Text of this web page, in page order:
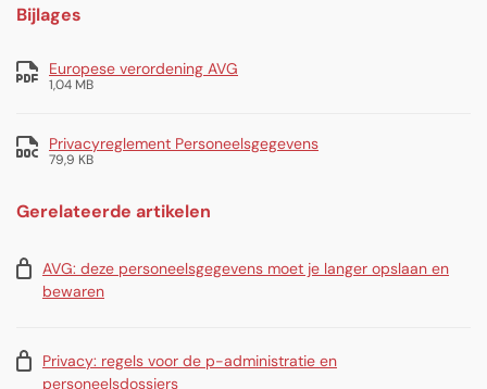
Bijlages
Europese verordening AVG
1,04 MB
Privacyreglement Personeelsgegevens
79,9 KB
Gerelateerde artikelen
AVG: deze personeelsgegevens moet je langer opslaan en
bewaren
Privacy: regels voor de p-administratie en
personeelsdossiers